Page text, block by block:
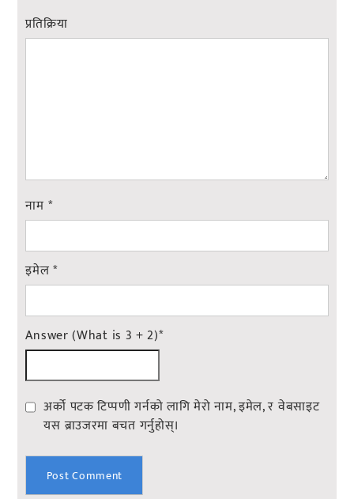
प्रतिक्रिया
नाम *
इमेल*
Answer (What is 3 + 2)*
अर्को पटक टिप्पणी गर्नको लागि मेरो नाम, इमेल, र वेबसाइट
यस ब्राउजरमा बचत गर्नुहोस्।